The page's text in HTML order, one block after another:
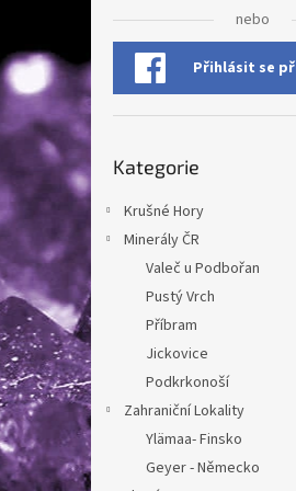
l
nebo
Přihlásit se
kategorie
Kategorie
Krušné Hory
Minerály ČR
Valeč u Podbořan
Pustý Vrch
Příbram
Jickovice
Podkrkonoší
Zahraniční Lokality
Ylämaa- Finsko
Geyer - Německo